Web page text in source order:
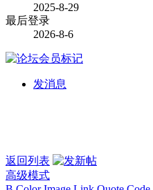
2025-8-29
最后登录
2026-8-6
发消息
返回列表
高级模式